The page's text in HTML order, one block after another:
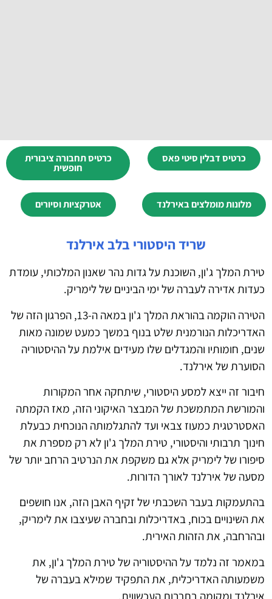
כרטיס דבלין סיטי פאס כרטיס תחבורה ציבורית
חופשית
מלונות מומלצים באירלנד אטרקציות וסיורים
שריד היסטורי בלב אירלנד
טירת המלך ג'ון, השוכנת על גדות נהר שאנון המלכותי, עומדת
כעדות אדירה לעברה של ימי הביניים של לימריק.
הטירה הוקמה בהוראת המלך ג'ון במאה ה-13, הפרגון הזה של
האדריכלות הנורמנית שלט בנוף במשך כמעט שמונה מאות
שנים, חומותיו והמגדלים שלו מעידים אילמת על ההיסטוריה
הסוערת של אירלנד.
חיבור זה ייצא למסע היסטורי, שיתחקה אחר המקורות
והמורשת המתמשכת של המבצר האיקוני הזה, מאז הקמתה
האסטרטגית כמעוז צבאי ועד להתגלמותה הנוכחית כבעלת
חינוך תרבותי והיסטורי, טירת המלך ג'ון לא רק מספרת את
סיפורו של לימריק אלא גם משקפת את הנרטיב הרחב יותר של
מסעה של אירלנד לאורך הדורות.
בהתעמקות בעבר השכבתי של זקיף האבן הזה, אנו חושפים
את השינויים בכוח, באדריכלות ובחברה שעיצבו את לימריק,
ובהרחבה, את הזהות האירית.
במאמר זה נלמד על ההיסטוריה של טירת המלך ג'ון, את
משמעותה האדריכלית, את התפקיד שמילא בעברה של
אירלנד ומקומה בתרבות העכשווית.